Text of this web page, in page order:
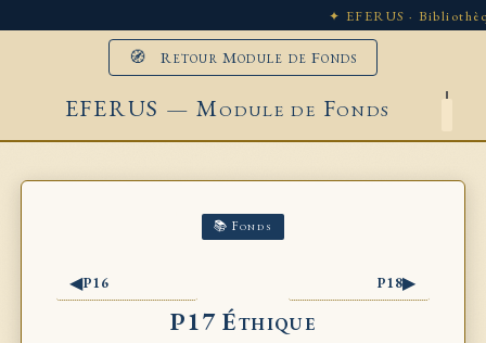
✦ EFERUS ·
🧭 Retour Module de Fonds
EFERUS — Module de Fonds
📚 Fonds
◀P16 P18▶
P17 Éthique